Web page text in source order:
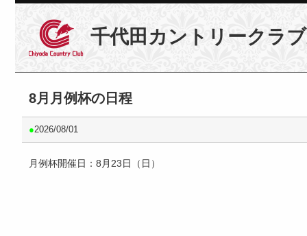
千代田カントリークラブ
8月月例杯の日程
●2026/08/01
月例杯開催日：8月23日（日）